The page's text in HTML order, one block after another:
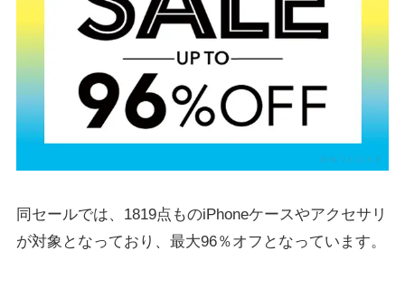
同セールでは、1819点ものiPhoneケースやアクセサリ
が対象となっており、最大96％オフとなっています。